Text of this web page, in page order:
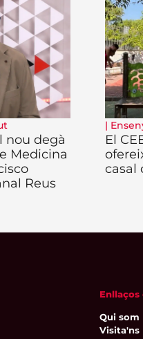
nou degà
Medicina
Reus
|
El
casal
Enllaços
Qui som
Visita'ns